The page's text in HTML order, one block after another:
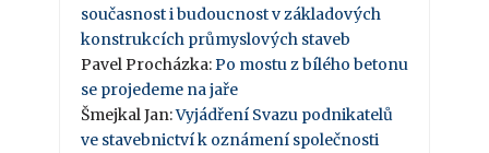
současnost i budoucnost v základových
konstrukcích průmyslových staveb
Pavel Procházka:Po mostu z bílého betonu
se projedeme na jaře
Šmejkal Jan:Vyjádření Svazu podnikatelů
ve stavebnictví k oznámení společnosti